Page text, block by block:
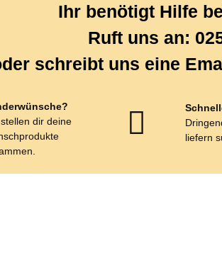
Ihr benötigt Hilfe
Ruft uns an:
schreibt uns eine
dir deine
liefern